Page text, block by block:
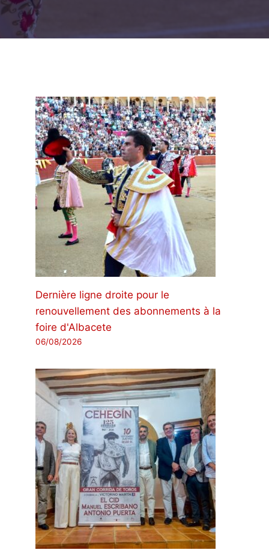
Dernière ligne droite pour le
renouvellement des abonnements à la
foire d'Albacete
06/08/2026